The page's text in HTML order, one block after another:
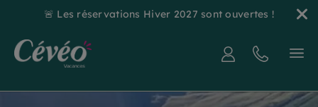
🚨 Les réservations Hiver 2027 sont ouvertes !